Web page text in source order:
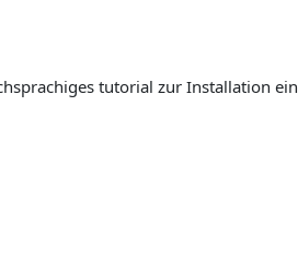
tutorial zur Installation